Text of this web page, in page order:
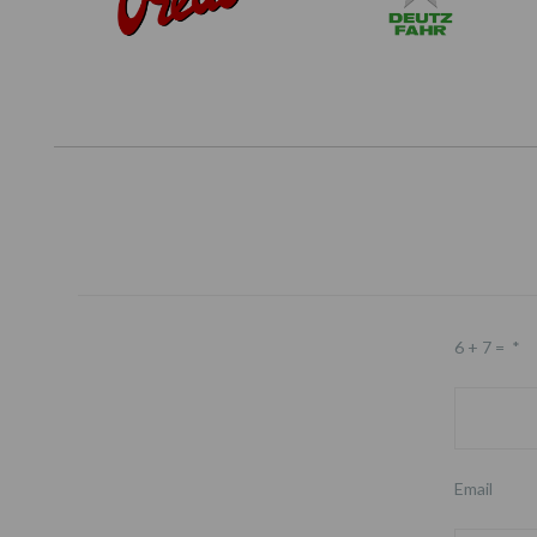
6 + 7 = *
Email